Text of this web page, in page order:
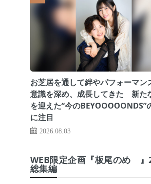
お芝居を通して絆やパフォーマン
意識を深め、成長してきた 新た
を迎えた“今のBEYOOOOONDS”
に注目
2026.08.03
WEB限定企画『板尾のめ゙』
総集編